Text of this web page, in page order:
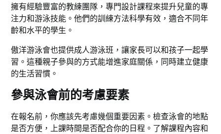
擁有經驗豐富的教練團隊，專門設計課程來提升兒童的專
注力和游泳技能。他們的訓練方法科學有效，適合不同年
齡和水平的學生。
傲洋游泳會也提供成人游泳班，讓家長可以和孩子一起學
習。這種親子參與的方式能增進家庭關係，同時建立健康
的生活習慣。
參與泳會前的考慮要素
在報名前，你應該先考慮幾個重要因素。檢查泳會的地點
是否方便，上課時間是否配合你的日程。了解課程內容和